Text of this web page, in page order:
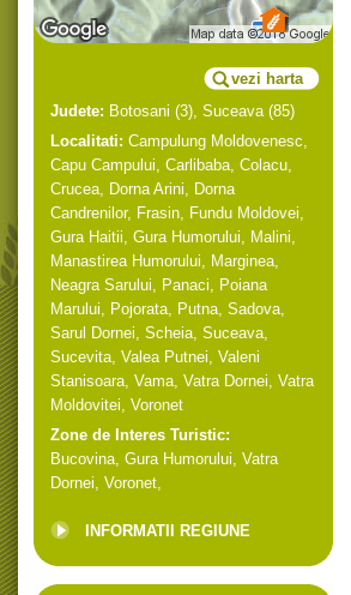
vezi harta
Judete: Botosani (3), Suceava(85)
Localitati: Campulung Moldovenesc,
Capu Campului, Carlibaba, Colacu,
Crucea, Dorna Arini, Dorna
Candrenilor, Frasin, Fundu Moldovei,
Gura Haitii, Gura Humorului, Malini,
Manastirea Humorului, Marginea,
Neagra Sarului, Panaci, Poiana
Marului, Pojorata, Putna, Sadova,
Sarul Dornei, Scheia, Suceava,
Sucevita, Valea Putnei, Valeni
Stanisoara, Vama, Vatra Dornei, Vatra
Moldovitei, Voronet
Zone de Interes Turistic:
Bucovina, Gura Humorului, Vatra
Dornei, Voronet,
INFORMATII REGIUNE